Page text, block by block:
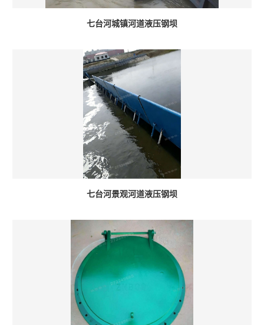
七台河城镇河道液压钢坝
七台河景观河道液压钢坝